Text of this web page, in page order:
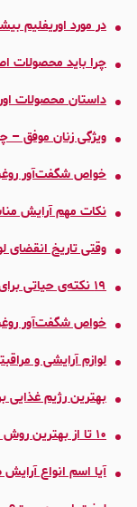
در مورد اوریفلیم
چرا باید محصولات
داستان محصولات
ویژگی زنان موفق –
خواص شگفت‌آور
نکات مهم آرایش
وقتی تاریخ انقضای
۱۹ نکته‌ی حیاتی برای درمان جوش و آکنه از زبان متخصصان پوست
خواص شگفت‌آور
لوازم آرایشی و
بهترین رژیم
۱۰ تا از بهترین روش های لاغری و کاهش وزن از نظر پزشکان
آیا اسم انواع